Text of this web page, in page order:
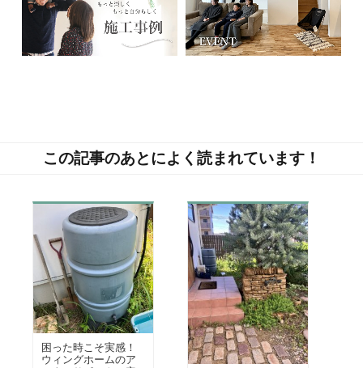
この記事のあとによく読まれています！
困った時こそ実感！
ウィングホームのア